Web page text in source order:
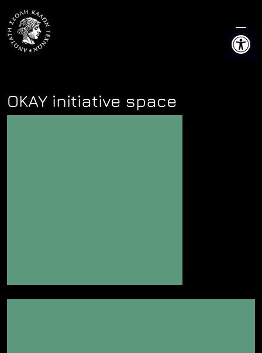
content
OKAY initiative space